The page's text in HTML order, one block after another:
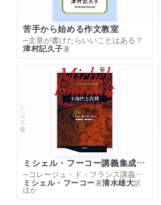
苦手から始める作文教室
─文章が書けたらいいことはある？
津村記久子著
シリーズ・全集
ミシェル・フーコー講義集成１０ 主体性と真理
─コレージュ・ド・フランス講義１９８０－１９８１年度
ミシェル・フーコー著清水雄大訳
ほか